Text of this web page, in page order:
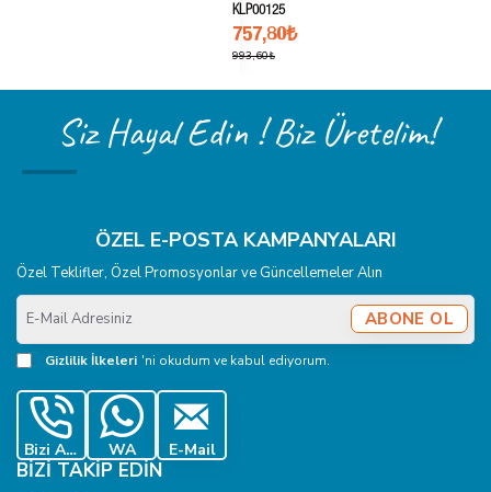
KLP00125
757,80₺
993,60₺
Siz Hayal Edin ! Biz Üretelim!
ÖZEL E-POSTA KAMPANYALARI
Özel Teklifler, Özel Promosyonlar ve Güncellemeler Alın
E-
Mail
Adresiniz
ABONE OL
Gizlilik İlkeleri 'ni okudum ve kabul ediyorum.
Bizi Ara WA E-Mail
BIZI TAKIP EDIN